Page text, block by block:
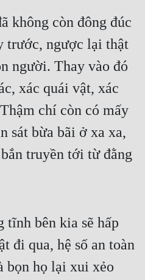
không còn đông đúc
trước, ngược lại thật
người. Thay vào đó
xác quái vật, xác
chí còn có mấy
sát bừa bãi ở xa xa,
truyền tới từ đằng
tĩnh bên kia sẽ hấp
đi qua, hệ số an toàn
bọn họ lại xui xẻo